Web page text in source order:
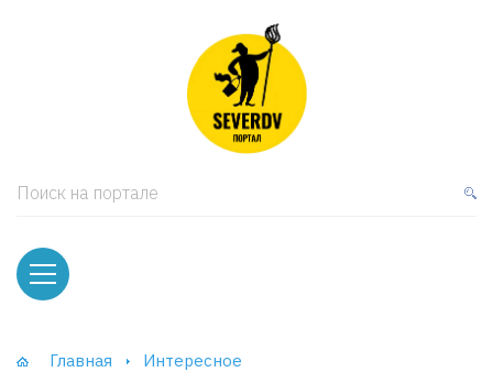
Поиск на портале
Главная Интересное
и тумбы